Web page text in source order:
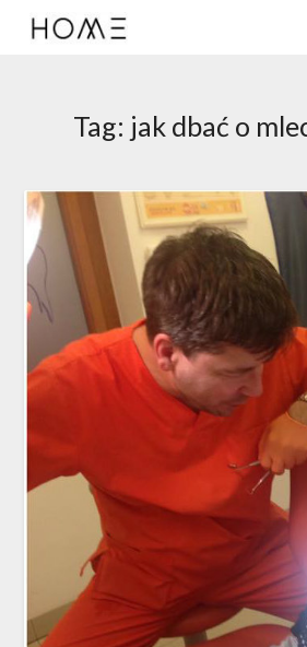
Tag: jak dbać o